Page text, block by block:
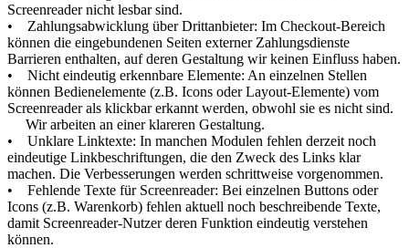
Screenreader nicht lesbar sind.
• Zahlungsabwicklung über Drittanbieter: Im Checkout-Bereich
können die eingebundenen Seiten externer Zahlungsdienste
Barrieren enthalten, auf deren Gestaltung wir keinen Einfluss haben.
• Nicht eindeutig erkennbare Elemente: An einzelnen Stellen
können Bedienelemente (z.B. Icons oder Layout-Elemente) vom
Screenreader als klickbar erkannt werden, obwohl sie es nicht sind.
Wir arbeiten an einer klareren Gestaltung.
• Unklare Linktexte: In manchen Modulen fehlen derzeit noch
eindeutige Linkbeschriftungen, die den Zweck des Links klar
machen. Die Verbesserungen werden schrittweise vorgenommen.
• Fehlende Texte für Screenreader: Bei einzelnen Buttons oder
Icons (z.B. Warenkorb) fehlen aktuell noch beschreibende Texte,
damit Screenreader-Nutzer deren Funktion eindeutig verstehen
können.